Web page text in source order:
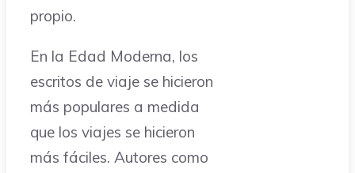
propio.
En la Edad Moderna, los
escritos de viaje se hicieron
más populares a medida
que los viajes se hicieron
más fáciles. Autores como